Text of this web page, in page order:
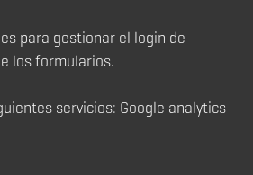
Madrid
para gestionar el login de
los formularios.
servicios: Google analytics